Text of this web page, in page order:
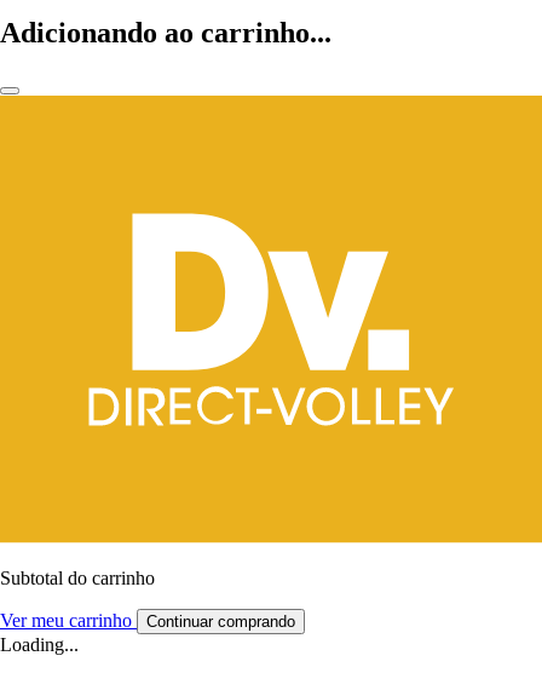
Adicionando ao carrinho...
Subtotal do carrinho
Ver meu carrinho Continuar comprando
Loading...